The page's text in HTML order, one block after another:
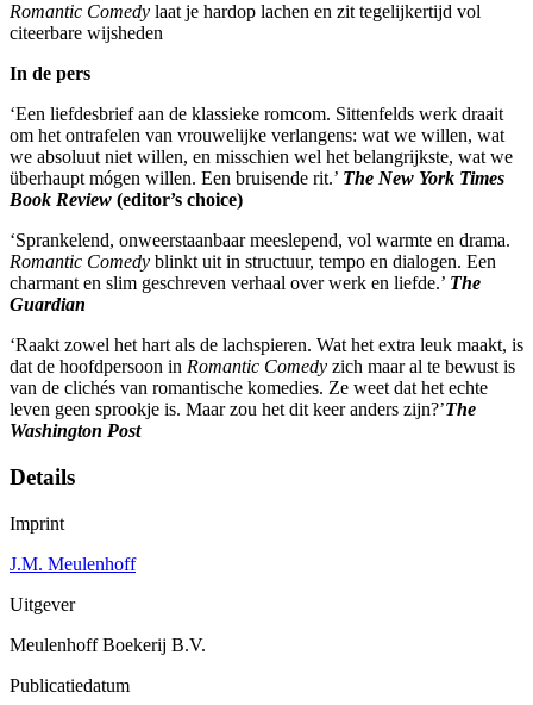
Romantic Comedy laat je hardop lachen en zit tegelijkertijd vol
citeerbare wijsheden
In de pers
‘Een liefdesbrief aan de klassieke romcom. Sittenfelds werk draait
om het ontrafelen van vrouwelijke verlangens: wat we willen, wat
we absoluut niet willen, en misschien wel het belangrijkste, wat we
überhaupt mógen willen. Een bruisende rit.’ The New York Times
Book Review (editor’s choice)
‘Sprankelend, onweerstaanbaar meeslepend, vol warmte en drama.
Romantic Comedy blinkt uit in structuur, tempo en dialogen. Een
charmant en slim geschreven verhaal over werk en liefde.’ The
Guardian
‘Raakt zowel het hart als de lachspieren. Wat het extra leuk maakt, is
dat de hoofdpersoon in Romantic Comedy zich maar al te bewust is
van de clichés van romantische komedies. Ze weet dat het echte
leven geen sprookje is. Maar zou het dit keer anders zijn?’The
Washington Post
Details
Imprint
J.M. Meulenhoff
Uitgever
Meulenhoff Boekerij B.V.
Publicatiedatum